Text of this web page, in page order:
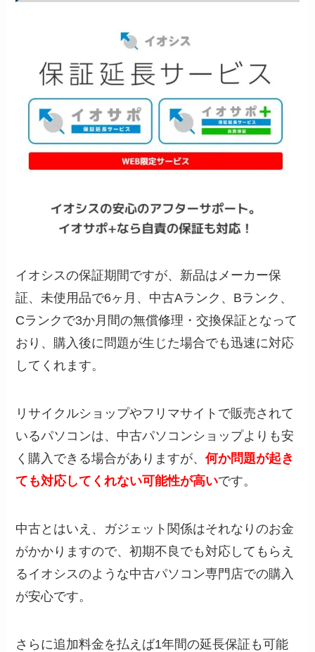
イオシスの保証期間ですが、新品はメーカー保
証、未使用品で6ヶ月、中古Aランク、Bランク、
Cランクで3か月間の無償修理・交換保証となって
おり、購入後に問題が生じた場合でも迅速に対応
してくれます。
リサイクルショップやフリマサイトで販売されて
いるパソコンは、中古パソコンショップよりも安
く購入できる場合がありますが、何か問題が起き
ても対応してくれない可能性が高いです。
中古とはいえ、ガジェット関係はそれなりのお金
がかかりますので、初期不良でも対応してもらえ
るイオシスのような中古パソコン専門店での購入
が安心です。
さらに追加料金を払えば1年間の延長保証も可能